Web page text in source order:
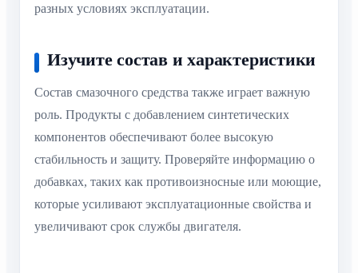
разных условиях эксплуатации.
Изучите состав и характеристики
Состав смазочного средства также играет важную
роль. Продукты с добавлением синтетических
компонентов обеспечивают более высокую
стабильность и защиту. Проверяйте информацию о
добавках, таких как противоизносные или моющие,
которые усиливают эксплуатационные свойства и
увеличивают срок службы двигателя.